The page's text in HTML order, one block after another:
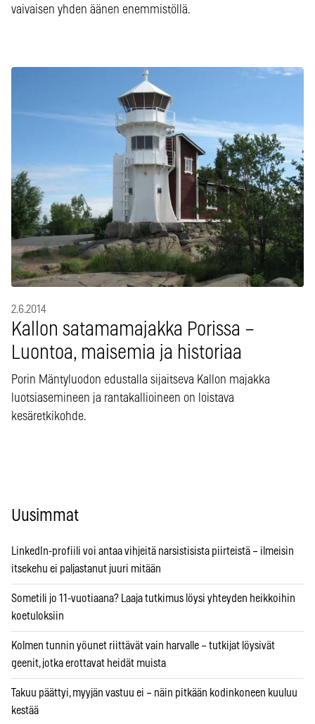
vaivaisen yhden äänen enemmistöllä.
2.6.2014
Kallon satamamajakka Porissa –
Luontoa, maisemia ja historiaa
Porin Mäntyluodon edustalla sijaitseva Kallon majakka
luotsiasemineen ja rantakallioineen on loistava
kesäretkikohde.
Uusimmat
LinkedIn-profiili voi antaa vihjeitä narsistisista piirteistä – ilmeisin
itsekehu ei paljastanut juuri mitään
Sometili jo 11-vuotiaana? Laaja tutkimus löysi yhteyden heikkoihin
koetuloksiin
Kolmen tunnin yöunet riittävät vain harvalle – tutkijat löysivät
geenit, jotka erottavat heidät muista
Takuu päättyi, myyjän vastuu ei – näin pitkään kodinkoneen kuuluu
kestää